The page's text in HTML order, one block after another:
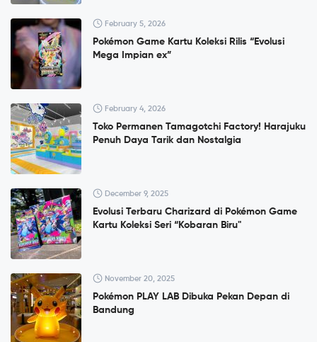
February 5, 2026
Pokémon Game Kartu Koleksi Rilis “Evolusi
Mega Impian ex”
February 4, 2026
Toko Permanen Tamagotchi Factory! Harajuku
Penuh Daya Tarik dan Nostalgia
December 9, 2025
Evolusi Terbaru Charizard di Pokémon Game
Kartu Koleksi Seri “Kobaran Biru"
November 20, 2025
Pokémon PLAY LAB Dibuka Pekan Depan di
Bandung